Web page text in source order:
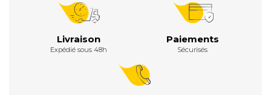
Livraison
Expédié sous 48h
Paiements
Sécurisés